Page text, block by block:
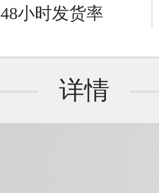
48小时发货率
详情